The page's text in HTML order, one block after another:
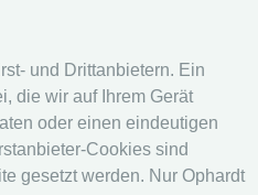
und Drittanbietern. Ein
die wir auf Ihrem Gerät
oder einen eindeutigen
Cookies sind
gesetzt werden. Nur Ophardt